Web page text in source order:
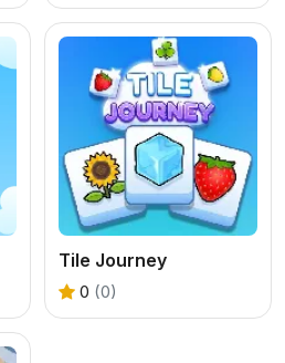
Tile Journey
0 (0)